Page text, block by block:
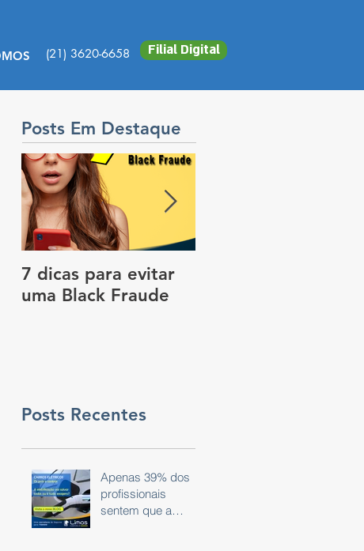
(21) 3620-6658 Filial Digital
Posts Em Destaque
7 dicas para evitar
uma Black Fraude
Posts Recentes
Apenas 39% dos
profissionais
sentem que a